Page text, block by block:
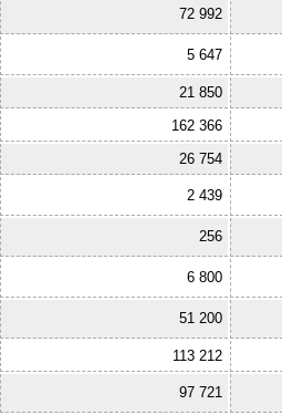
72 992
5 647
21 850
162 366
26 754
2 439
256
6 800
51 200
113 212
97 721